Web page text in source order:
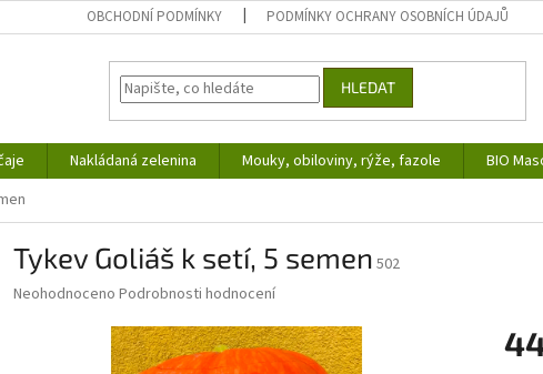
OBCHODNÍ PODMÍNKY PODMÍNKY OCHRANY OSOBNÍCH ÚDAJŮ
HLEDAT
Nakládaná zelenina Mouky, obiloviny, rýže, fazole BIO
Tykev Goliáš k setí, 5 semen 502
Průměrné
Neohodnoceno Podrobnosti hodnocení